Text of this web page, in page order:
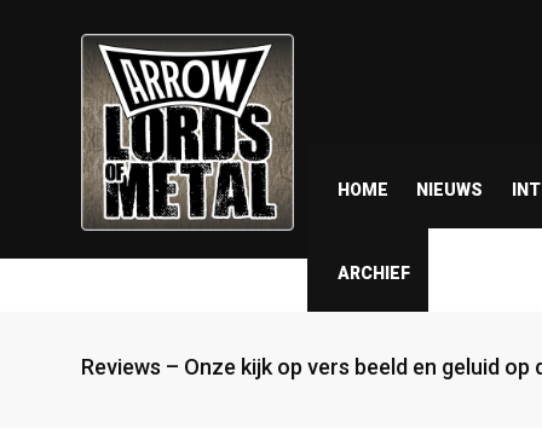
HOME NIEUWS
ARCHIEF
Reviews – Onze kijk op vers beeld en geluid